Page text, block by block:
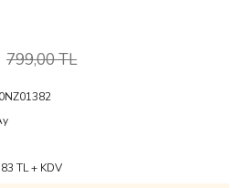
799,00 TL
TL + KDV